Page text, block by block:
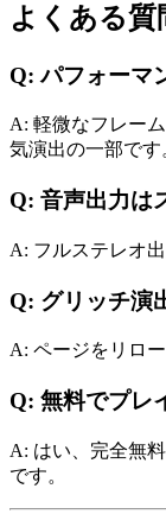
よくある質
Q: パフォーマ
A: 軽微なフレー
気演出の一部です
Q: 音声出力は
A: フルステレオ
Q: グリッチ演
A: ページをリロ
Q: 無料でプレ
A: はい、完全無
です。